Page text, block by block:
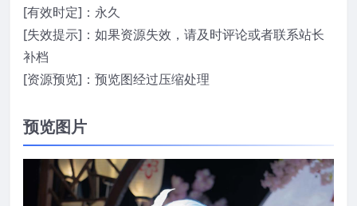
[有效时定]：永久
[失效提示]：如果资源失效，请及时评论或者联系站长
补档
[资源预览]：预览图经过压缩处理
预览图片